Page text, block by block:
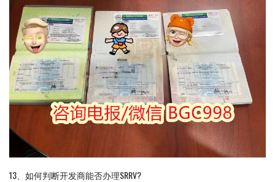
13、如何判断开发商能否办理SRRV?